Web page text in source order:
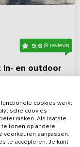
9,6(9 reviews)
en outdoor
Bekijk details
cookies werkt
cookies
maken. Als laatste
tonen op andere
voorkeuren aanpassen.
te accepteren. Je kunt